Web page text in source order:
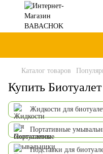
Каталог товаров
Купить
Жидкости для
Портативные
Подставки для